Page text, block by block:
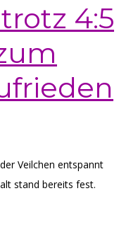
4:5
Veilchen entspannt
stand bereits fest.